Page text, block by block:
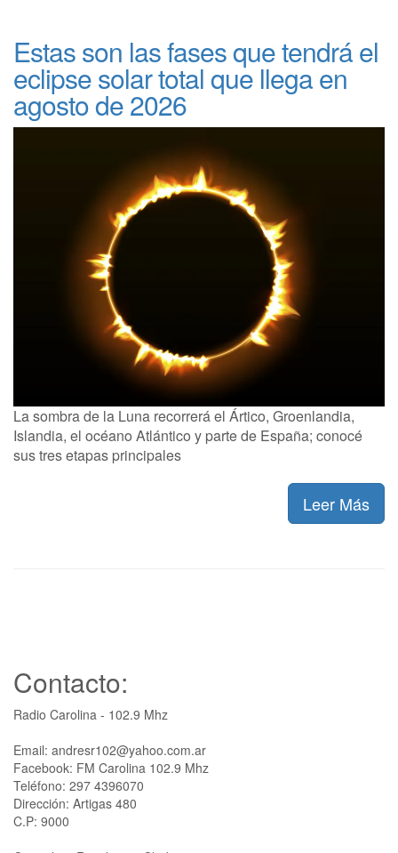
Estas son las fases que tendrá el
eclipse solar total que llega en
agosto de 2026
La sombra de la Luna recorrerá el Ártico, Groenlandia,
Islandia, el océano Atlántico y parte de España; conocé
sus tres etapas principales
Leer Más
Contacto:
Radio Carolina - 102.9 Mhz
Email: andresr102@yahoo.com.ar
Facebook: FM Carolina 102.9 Mhz
Teléfono: 297 4396070
Dirección: Artigas 480
C.P: 9000